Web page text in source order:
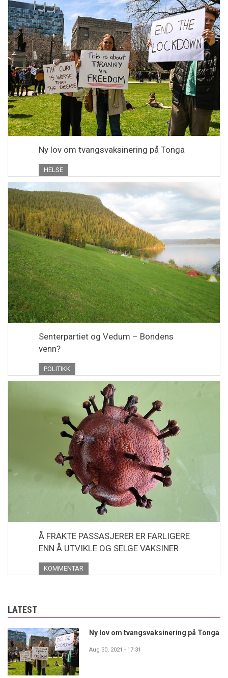
Ny lov om tvangsvaksinering på Tonga
HELSE
Senterpartiet og Vedum – Bondens
venn?
POLITIKK
Å FRAKTE PASSASJERER ER FARLIGERE
ENN Å UTVIKLE OG SELGE VAKSINER
KOMMENTAR
LATEST
Ny lov om tvangsvaksinering på Tonga
Aug 30, 2021 - 17:31